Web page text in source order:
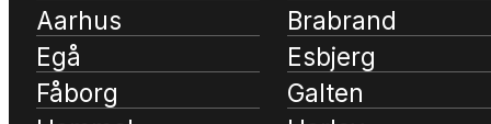
Aarhus
Brabrand
Egå
Esbjerg
Fåborg
Galten